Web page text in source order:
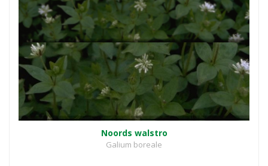
Noords walstro
Galium boreale